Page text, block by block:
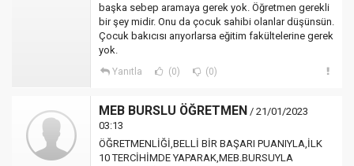
başka sebep aramaya gerek yok. Öğretmen gerekli
bir şey midir. Onu da çocuk sahibi olanlar düşünsün.
Çocuk bakıcısı arıyorlarsa eğitim fakültelerine gerek
yok.
Yanıtla (0) (0)
MEB BURSLU ÖĞRETMEN / 21/01/2023
03:13
ÖĞRETMENLİĞİ,BELLİ BİR BAŞARI PUANIYLA,İLK
10 TERCİHİMDE YAPARAK,MEB.BURSUYLA